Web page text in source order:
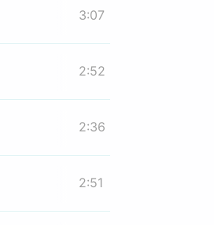
3:07
2:52
2:36
2:51